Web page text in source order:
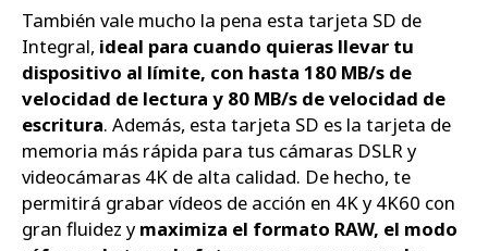
También vale mucho la pena esta tarjeta SD de
Integral, ideal para cuando quieras llevar tu
dispositivo al límite, con hasta 180 MB/s de
velocidad de lectura y 80 MB/s de velocidad de
escritura. Además, esta tarjeta SD es la tarjeta de
memoria más rápida para tus cámaras DSLR y
videocámaras 4K de alta calidad. De hecho, te
permitirá grabar vídeos de acción en 4K y 4K60 con
gran fluidez ymaximiza el formato RAW, el modo